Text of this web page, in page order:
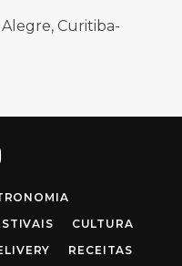
Curitiba-
CULTURA
RECEITAS